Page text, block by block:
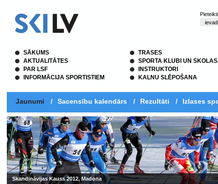
SĀKUMS
AKTUALITĀTES
PAR LSF
INFORMĀCIJA SPORTISTIEM
TRASES
SPORTA KLUBI UN SKOLAS
INSTRUKTORI
KALNU SLĒPOŠANA
Jaunumi / Sacensību kalendārs / Rezultāti / Izlases
Skandināvijas Kauss 2012, Madona